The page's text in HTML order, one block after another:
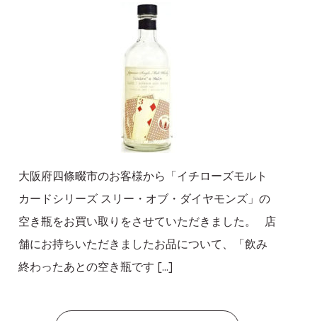
大阪府四條畷市のお客様から「イチローズモルト
カードシリーズ スリー・オブ・ダイヤモンズ」の
空き瓶をお買い取りをさせていただきました。 店
舗にお持ちいただきましたお品について、「飲み
終わったあとの空き瓶です […]